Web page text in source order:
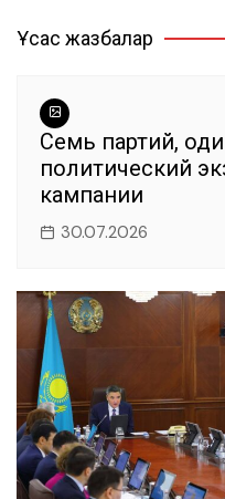
b
o
k
A a
m
записям
Ұқсас жазбалар
Семь партий,
политический
кампании
30.07.2026